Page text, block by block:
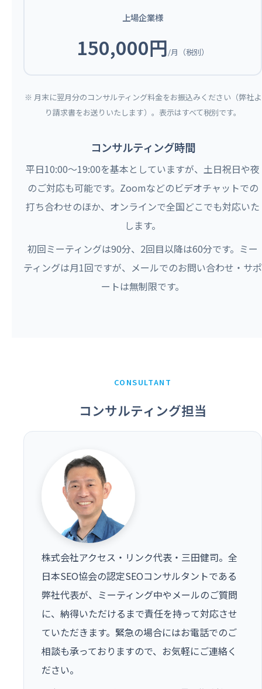
上場企業様
150,000円/月（税別）
※ 月末に翌月分のコンサルティング料金をお振込みください（弊社よ
り請求書をお送りいたします）。表示はすべて税別です。
コンサルティング時間
平日10:00〜19:00を基本としていますが、土日祝日や夜
のご対応も可能です。Zoomなどのビデオチャットでの
打ち合わせのほか、オンラインで全国どこでも対応いた
します。
初回ミーティングは90分、2回目以降は60分です。ミー
ティングは月1回ですが、メールでのお問い合わせ・サポ
ートは無制限です。
CONSULTANT
コンサルティング担当
株式会社アクセス・リンク代表・三田健司。全
日本SEO協会の認定SEOコンサルタントである
弊社代表が、ミーティング中やメールのご質問
に、納得いただけるまで責任を持って対応させ
ていただきます。緊急の場合にはお電話でのご
相談も承っておりますので、お気軽にご連絡く
ださい。